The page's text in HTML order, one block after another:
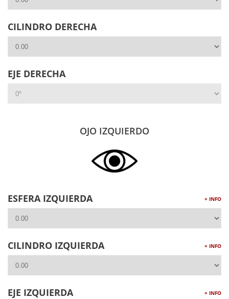
CILINDRO DERECHA
EJE DERECHA
OJO IZQUIERDO
ESFERA IZQUIERDA + INFO
CILINDRO IZQUIERDA + INFO
EJE IZQUIERDA + INFO